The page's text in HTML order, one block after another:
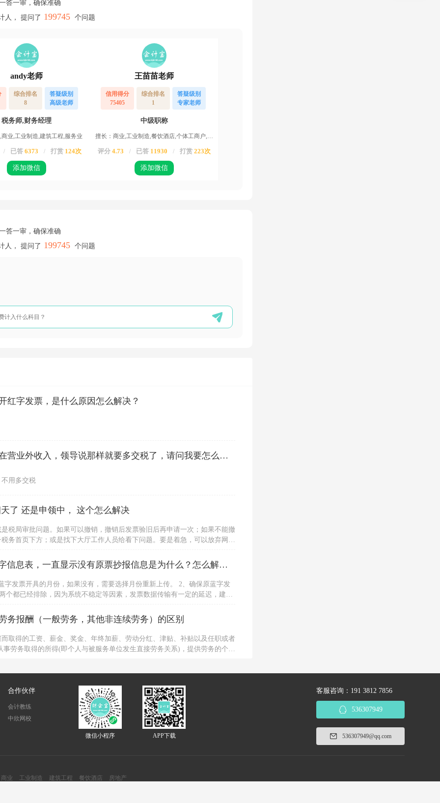
答一审，确保准确
人， 提问了 199745 个问题
andy老师
综合排名
8
答疑级别
高级老师
税务师,财务经理
业,工业制造,建筑工程,服务业
/ 已答 6373 / 打赏 124次
添加微信
王苗苗老师
信用得分
75405
综合排名
1
答疑级别
专家老师
中级职称
擅长：商业,工业制造,餐饮酒店,个体工商户,服务业,运输业,物业,农业,高新企业,其他行业
评分 4.73 / 已答 11930 / 打赏 223次
添加微信
答一审，确保准确
人， 提问了 199745 个问题
红字发票，是什么原因怎么解决？
公司收到一笔以工代训补贴，我说放在营业外收入，领导说那样就要多交税了，请问我要怎么做呢？领导还说让我问税局，跟税局说这笔补贴直接拿来交员工的社保，这样是不是就不用交税了？请问我该怎么做比较好呢？
用多交税
了 还是申领中， 这个怎么解决
税局审批问题。如果可以撤销，撤销后发票验旧后再申请一次；如果不能撤
务首页下方；或是找下大厅工作人员给看下问题。要是着急，可以放弃网上
请问，我用税务ukey开电子专票的红字信息表，一直显示没有原票抄报信息是为什么？怎么解决？
字发票开具的月份，如果没有，需要选择月份重新上传。 2、确保原蓝字发
个都已经排除，因为系统不稳定等因素，发票数据传输有一定的延迟，建议
务报酬（一般劳务，其他非连续劳务）的区别
取得的工资、薪金、奖金、年终加薪、劳动分红、津贴、补贴以及任职或者
劳务取得的所得(即个人与被服务单位发生直接劳务关系)，提供劳务的个人
合作伙伴
会计教练
中欣网校
微信小程序 APP下载
客服咨询：191 3812 7856
536307949
536307949@qq.com
商业 工业制造 建筑工程 餐饮酒店 房地产